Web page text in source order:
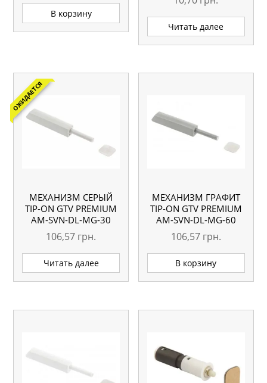
В корзину
5.00
Читать далее
ОЖИДАЕТСЯ
МЕХАНИЗМ СЕРЫЙ
TIP-ON GTV PREMIUM
АМ-SVN-DL-MG-30
106,57 грн.
Читать далее
МЕХАНИЗМ ГРАФИТ
TIP-ON GTV PREMIUM
АМ-SVN-DL-MG-60
106,57 грн.
В корзину